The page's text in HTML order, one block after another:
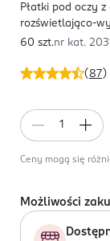
( 87)
Płatki pod oczy
rozświetlająco-
60 szt.nr kat.
Ceny mogą się
Możliwości